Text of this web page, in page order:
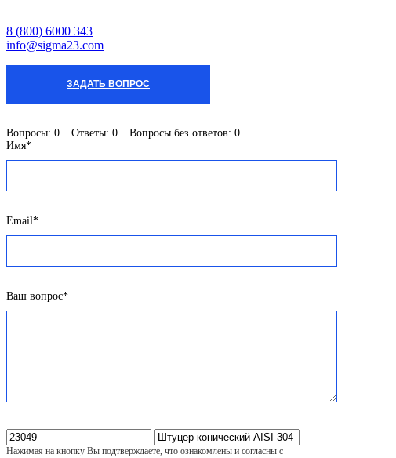
8 (800) 6000 343
info@sigma23.com
ЗАДАТЬ ВОПРОС
Вопросы: 0 Ответы: 0 Вопросы без ответов: 0
Имя*
Email*
Ваш вопрос*
Нажимая на кнопку Вы подтверждаете, что ознакомлены и согласны с